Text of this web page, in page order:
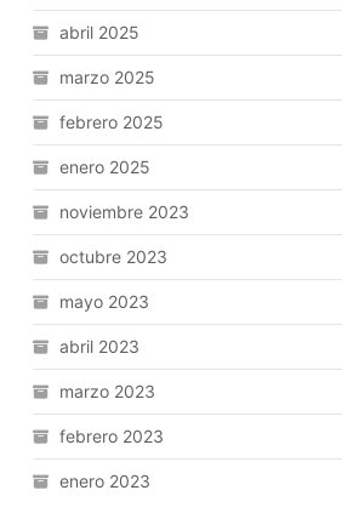
abril 2025
marzo 2025
febrero 2025
enero 2025
noviembre 2023
octubre 2023
mayo 2023
abril 2023
marzo 2023
febrero 2023
enero 2023